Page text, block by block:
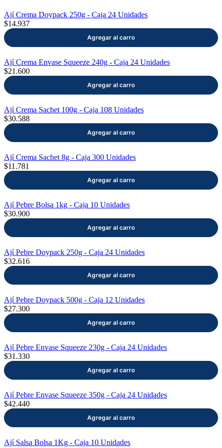
Ají Crema Doypack 250g - Caja 24 Unidades
$14.937
Ají Crema Envase Squeeze 240g - Caja 24 Unidades
$21.600
Ají Crema Sachet 100g - Caja 108 Unidades
$30.588
Ají Crema Sachet 8g - Caja 300 Unidades
$11.781
Ají Pebre Bolsa 1kg - Caja 10 Unidades
$30.900
Ají Pebre Doypack 250g - Caja 24 Unidades
$32.616
Ají Pebre Doypack 500g - Caja 12 Unidades
$27.300
Ají Pebre Envase Squeeze 230g - Caja 24 Unidades
$31.330
Ají Pebre Envase Squeeze 350g - Caja 24 Unidades
$42.440
Ají Salsa Bolsa 1Kg - Caja 10 Unidades